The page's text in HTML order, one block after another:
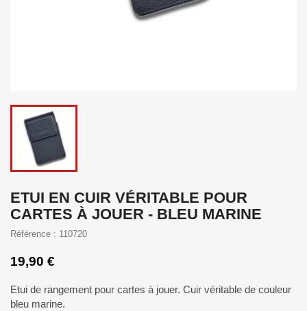
ETUI EN CUIR VÉRITABLE POUR
CARTES À JOUER - BLEU MARINE
Référence : 110720
19,90 €
Etui de rangement pour cartes à jouer. Cuir véritable de couleur
bleu marine.